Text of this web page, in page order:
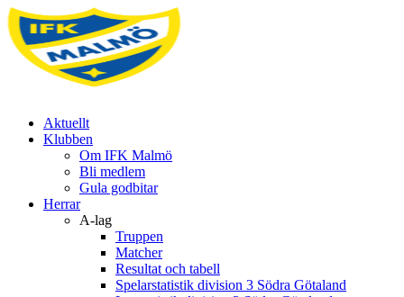
Aktuellt
Klubben
Om IFK Malmö
Bli medlem
Gula godbitar
Herrar
A-lag
Truppen
Matcher
Resultat och tabell
Spelarstatistik division 3 Södra Götaland